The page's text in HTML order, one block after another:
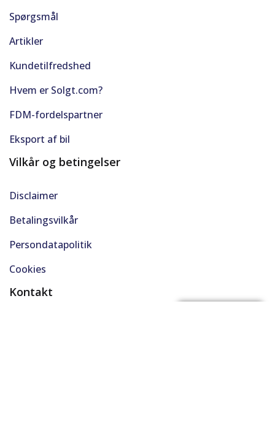
Spørgsmål
Artikler
Kundetilfredshed
Hvem er Solgt.com?
FDM-fordelspartner
Eksport af bil
Vilkår og betingelser
Disclaimer
Betalingsvilkår
Persondatapolitik
Cookies
Kontakt